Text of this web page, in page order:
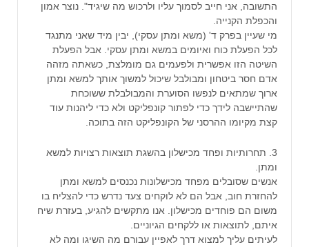
התשובה, אני חייב לסמוך עליו ולרכוש מה שיגיד". נוצר אמון
והכפלת הקנייה.
מי שעיין בפרק ד' (משא ומתן עסקי), יבין מיד שאני מתנגד
לכל הפעלת כוח ואיומים במשא ומתן עסקי. אבל הפעלת
השיטה הזו אפשרית ולפעמים גם מומלצת, כשאתה מזהה
אדם חסר ביטחון ומבולבל שיכול למשוך אותך למשא ומתן
ארוך שמתאים לנפשו הסוערת והמבולבלת ששוכחת
שהתיישבה לידך כדי לפתור קונפליקט ולא כדי ליהנות עוד
קצת מקיומו ההרסני של הקונפליקט הזה בתוכה.
3. תחרותיות ופחד מכישלון בהשגת תוצאות רצויות למשא
ומתן.
אנשים שסובלים מפחד מכישלונות נכנסים למשא ומתן
להחזרת חוב, אבל הם לא לוקחים צעד נדרש כדי להצליח בו
משום הם פוחדים מכישלון. אנו מתקשים להגיע, בעזרת שיח
איתם, לתוצאות או ללקחים הגיוניים.
לעיתים עליך למצוא דרך לאפיין עבורם מה השיגו ומה לא